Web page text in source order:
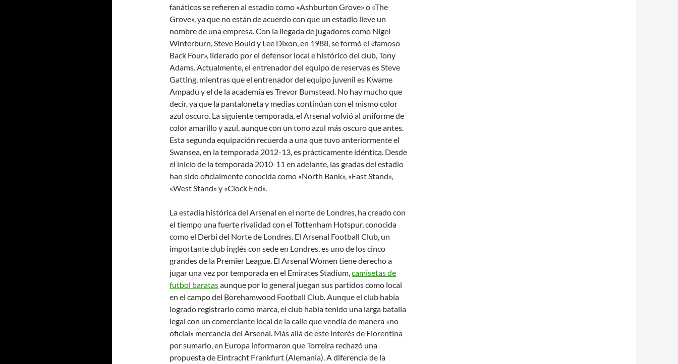
fanáticos se refieren al estadio como «Ashburton Grove» o «The
Grove», ya que no están de acuerdo con que un estadio lleve un
nombre de una empresa. Con la llegada de jugadores como Nigel
Winterburn, Steve Bould y Lee Dixon, en 1988, se formó el «famoso
Back Four», liderado por el defensor local e histórico del club, Tony
Adams. Actualmente, el entrenador del equipo de reservas es Steve
Gatting, mientras que el entrenador del equipo juvenil es Kwame
Ampadu y el de la academia es Trevor Bumstead. No hay mucho que
decir, ya que la pantaloneta y medias continúan con el mismo color
azul oscuro. La siguiente temporada, el Arsenal volvió al uniforme de
color amarillo y azul, aunque con un tono azul más oscuro que antes.
Esta segunda equipación recuerda a una que tuvo anteriormente el
Swansea, en la temporada 2012-13, es prácticamente idéntica. Desde
el inicio de la temporada 2010-11 en adelante, las gradas del estadio
han sido oficialmente conocida como «North Bank», «East Stand»,
«West Stand» y «Clock End».
La estadía histórica del Arsenal en el norte de Londres, ha creado con
el tiempo una fuerte rivalidad con el Tottenham Hotspur, conocida
como el Derbi del Norte de Londres. El Arsenal Football Club, un
importante club inglés con sede en Londres, es uno de los cinco
grandes de la Premier League. El Arsenal Women tiene derecho a
jugar una vez por temporada en el Emirates Stadium,camisetas de
futbol baratasaunque por lo general juegan sus partidos como local
en el campo del Borehamwood Football Club. Aunque el club había
logrado registrarlo como marca, el club había tenido una larga batalla
legal con un comerciante local de la calle que vendía de manera «no
oficial» mercancía del Arsenal. Más allá de este interés de Fiorentina
por sumarlo, en Europa informaron que Torreira rechazó una
propuesta de Eintracht Frankfurt (Alemania). A diferencia de la